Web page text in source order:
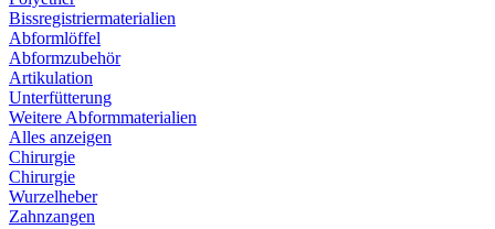
Bissregistriermaterialien
Abformlöffel
Abformzubehör
Artikulation
Unterfütterung
Weitere Abformmaterialien
Alles anzeigen
Chirurgie
Chirurgie
Wurzelheber
Zahnzangen